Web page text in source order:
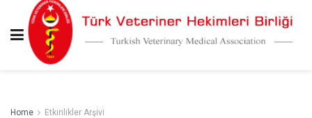
Home Etkinlikler Arşivi